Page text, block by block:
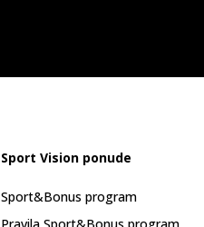
Sport Vision ponude
Sport&Bonus program